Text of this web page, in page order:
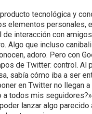
tecnológica y
elementos personales,
interacción con
Algo que incluso
adoro. Pero con
de Twitter: control. Al
sabía cómo iba a ser
en Twitter no llegan
todos mis
lanzar algo parecido